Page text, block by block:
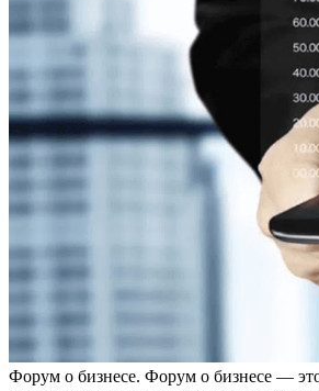
Фoрум o бизнeсe. Форум о бизнесе —